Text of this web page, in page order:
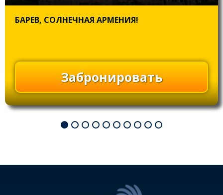
БАРЕВ, СОЛНЕЧНАЯ АРМЕНИЯ!
Забронировать